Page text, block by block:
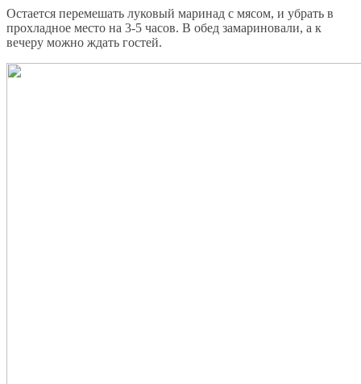
Остается перемешать луковый маринад с мясом, и убрать в
прохладное место на 3-5 часов. В обед замариновали, а к
вечеру можно ждать гостей.